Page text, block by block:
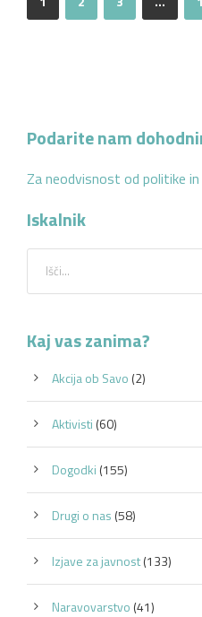
Podarite nam
Za neodvisnost od politike
Iskalnik
Kaj vas zanima?
Akcija ob Savo (2)
Aktivisti (60)
Dogodki (155)
Drugi o nas (58)
Izjave za javnost(133)
Naravovarstvo (41)